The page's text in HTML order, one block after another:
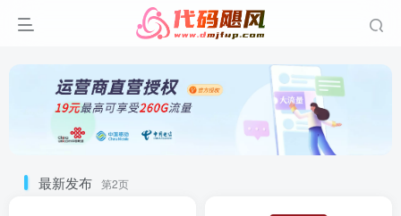
最新发布 第2页